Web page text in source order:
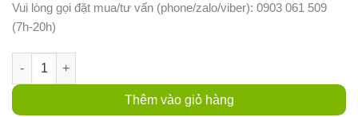
Vui lòng gọi đặt mua/tư vấn (phone/zalo/viber): 0903 061 509
(7h-20h)
Bí Đao Hữu Cơ | FoodKing (500g) số lượng
Thêm vào giỏ hàng